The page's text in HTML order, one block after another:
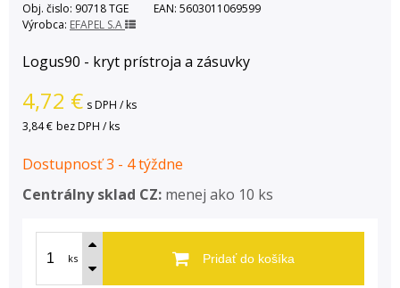
Obj. čislo: 90718 TGE EAN: 5603011069599
Výrobca: EFAPEL S.A
Logus90 - kryt prístroja a zásuvky
4,72 € s DPH / ks
3,84 € bez DPH / ks
Dostupnosť 3 - 4 týždne
Centrálny sklad CZ: menej ako 10 ks
ks Pridať do košíka